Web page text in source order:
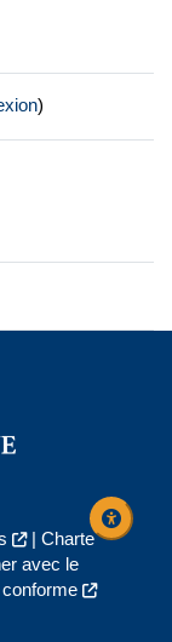
)
| Charte
avec le